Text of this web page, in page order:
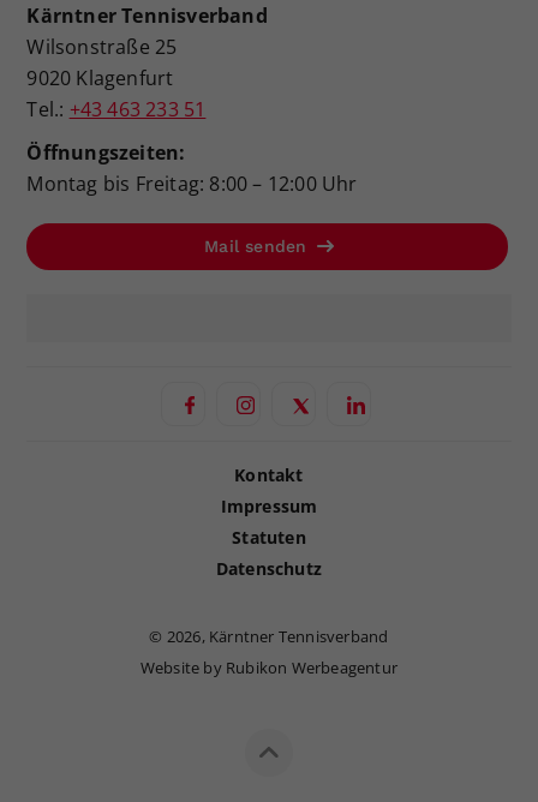
Kärntner Tennisverband
Wilsonstraße 25
9020 Klagenfurt
Tel.: +43 463 233 51
Öffnungszeiten:
Montag bis Freitag: 8:00 – 12:00 Uhr
Mail senden
Kontakt
Impressum
Statuten
Datenschutz
© 2026, Kärntner Tennisverband
Website by Rubikon Werbeagentur